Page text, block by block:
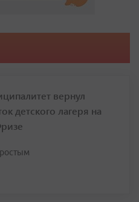
вернул
детского лагеря на